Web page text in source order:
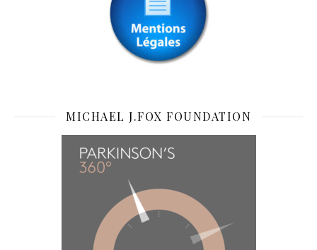
MICHAEL J.FOX FOUNDATION